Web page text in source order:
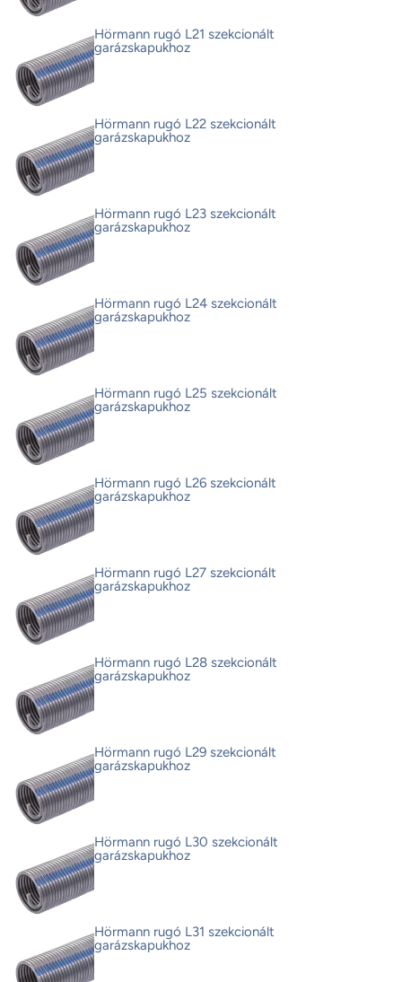
Hörmann rugó L21 szekcionált
garázskapukhoz
Hörmann rugó L22 szekcionált
garázskapukhoz
Hörmann rugó L23 szekcionált
garázskapukhoz
Hörmann rugó L24 szekcionált
garázskapukhoz
Hörmann rugó L25 szekcionált
garázskapukhoz
Hörmann rugó L26 szekcionált
garázskapukhoz
Hörmann rugó L27 szekcionált
garázskapukhoz
Hörmann rugó L28 szekcionált
garázskapukhoz
Hörmann rugó L29 szekcionált
garázskapukhoz
Hörmann rugó L30 szekcionált
garázskapukhoz
Hörmann rugó L31 szekcionált
garázskapukhoz